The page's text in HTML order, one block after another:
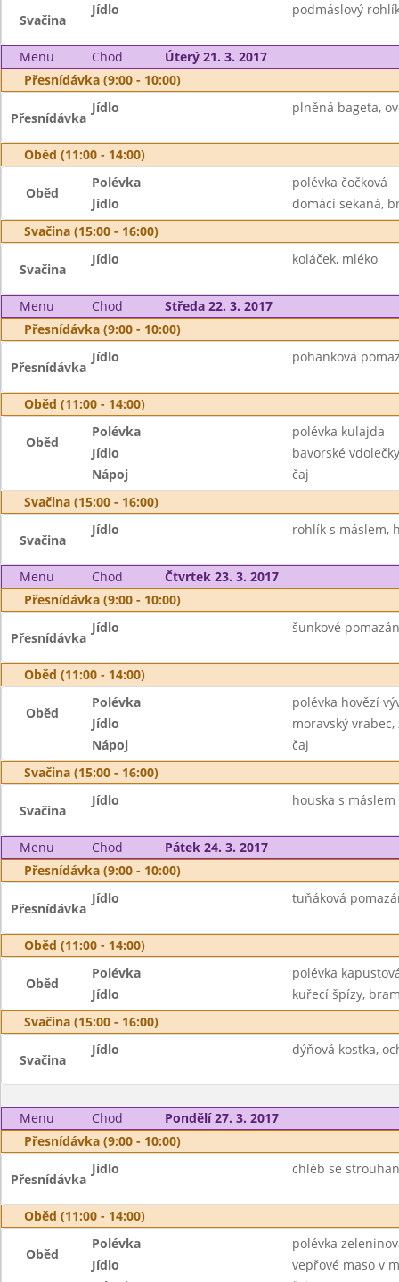
Svačina
Jídlo podmáslový
Menu Chod
Úterý 21. 3. 2017
Přesnídávka (9:00 - 10:00)
Přesnídávka
Jídlo plněná bageta,
Oběd (11:00 - 14:00)
Oběd
Polévka
polévka čočková
Jídlo
domácí sekaná,
Svačina (15:00 - 16:00)
Svačina
Jídlo koláček, mléko
Menu Chod
Středa 22. 3. 2017
Přesnídávka (9:00 - 10:00)
Přesnídávka
Jídlo pohanková
Oběd (11:00 - 14:00)
Oběd
Polévka
polévka kulajda
Jídlo
bavorské
Nápoj
čaj
Svačina (15:00 - 16:00)
Svačina
Jídlo rohlík s máslem,
Menu Chod
Čtvrtek 23. 3. 2017
Přesnídávka (9:00 - 10:00)
Přesnídávka
Jídlo šunkové
Oběd (11:00 - 14:00)
Oběd
Polévka
polévka hovězí
Jídlo
moravský
Nápoj
čaj
Svačina (15:00 - 16:00)
Svačina
Jídlo houska s
Menu Chod
Pátek 24. 3. 2017
Přesnídávka (9:00 - 10:00)
Přesnídávka
Jídlo tuňáková
Oběd (11:00 - 14:00)
Oběd
Polévka
polévka
Jídlo
kuřecí špízy,
Svačina (15:00 - 16:00)
Svačina
Jídlo dýňová kostka,
Menu Chod
Pondělí 27. 3. 2017
Přesnídávka (9:00 - 10:00)
Přesnídávka
Jídlo chléb se
Oběd (11:00 - 14:00)
Oběd
Polévka
polévka
Jídlo
vepřové maso v